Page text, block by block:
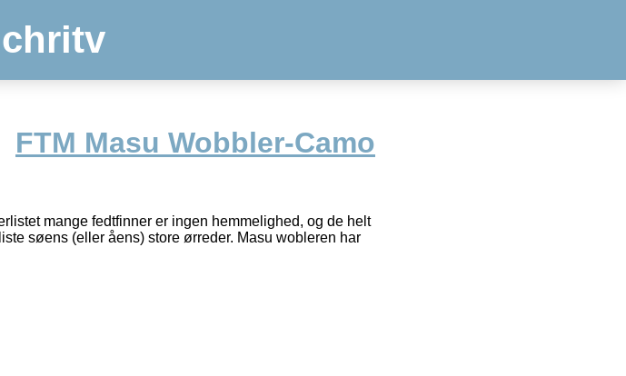
FTM Masu Wobbler-Camo
mange fedtfinner er ingen hemmelighed, og de helt
søens (eller åens) store ørreder. Masu wobleren har